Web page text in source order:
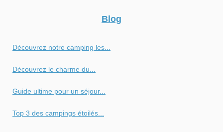
Blog
Découvrez notre camping les...
Découvrez le charme du...
Guide ultime pour un séjour...
Top 3 des campings étoilés...